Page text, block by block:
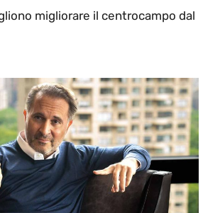
migliorare il centrocampo dal